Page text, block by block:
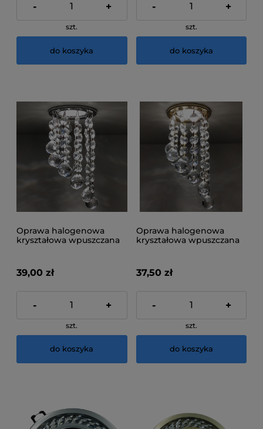
- +
szt.
do koszyka
- +
szt.
do koszyka
Oprawa halogenowa
kryształowa wpuszczana
39,00 zł
- +
szt.
do koszyka
Oprawa halogenowa
kryształowa wpuszczana
37,50 zł
- +
szt.
do koszyka